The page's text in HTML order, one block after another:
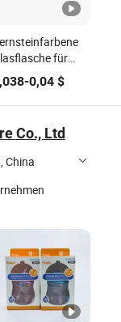
für
-0,04$
Co., Ltd
China